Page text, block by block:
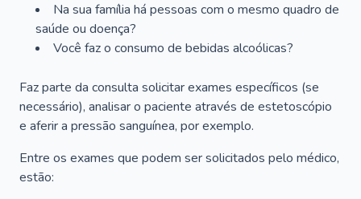
Na sua família há pessoas com o mesmo quadro de
saúde ou doença?
Você faz o consumo de bebidas alcoólicas?
Faz parte da consulta solicitar exames específicos (se
necessário), analisar o paciente através de estetoscópio
e aferir a pressão sanguínea, por exemplo.
Entre os exames que podem ser solicitados pelo médico,
estão: